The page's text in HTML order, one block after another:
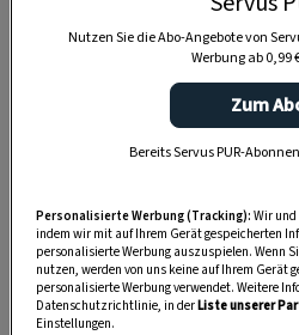
Nutzen Sie die Abo-Angebote von
Werbung ab 0,99
Zum
Bereits Servus PUR-
Personalisierte Werbung (Tracking): Wir
indem wir mit auf Ihrem Gerät gespeicherten
personalisierte Werbung auszuspielen. Wenn
nutzen, werden von uns keine auf Ihrem Gerät
personalisierte Werbung verwendet. Weitere
Datenschutzrichtlinie, in derListe unserer
Einstellungen.